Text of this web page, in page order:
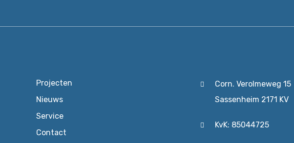
Projecten
Nieuws
Service
Contact
Corn. Verolmeweg 15
Sassenheim 2171 KV
KvK: 85044725